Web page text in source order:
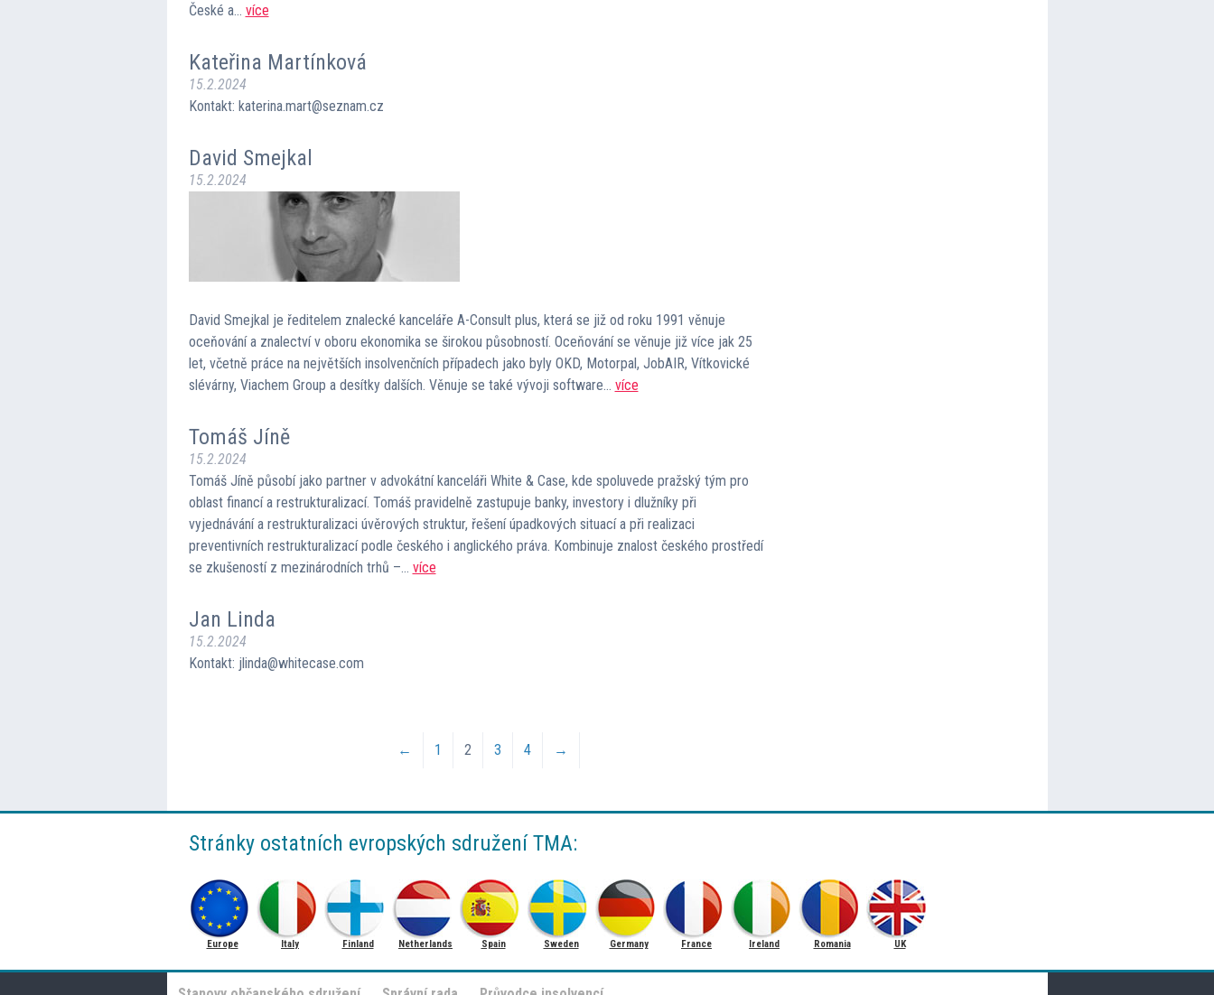
České a… více
Kateřina Martínková
15.2.2024
Kontakt: katerina.mart@seznam.cz
David Smejkal
15.2.2024
David Smejkal je ředitelem znalecké kanceláře A-Consult plus, která se již od roku 1991 věnuje
oceňování a znalectví v oboru ekonomika se širokou působností. Oceňování se věnuje již více jak 25
let, včetně práce na největších insolvenčních případech jako byly OKD, Motorpal, JobAIR, Vítkovické
slévárny, Viachem Group a desítky dalších. Věnuje se také vývoji software… více
Tomáš Jíně
15.2.2024
Tomáš Jíně působí jako partner v advokátní kanceláři White & Case, kde spoluvede pražský tým pro
oblast financí a restrukturalizací. Tomáš pravidelně zastupuje banky, investory i dlužníky při
vyjednávání a restrukturalizaci úvěrových struktur, řešení úpadkových situací a při realizaci
preventivních restrukturalizací podle českého i anglického práva. Kombinuje znalost českého prostředí
se zkušeností z mezinárodních trhů –… více
Jan Linda
15.2.2024
Kontakt: jlinda@whitecase.com
← 1 2 3 4 →
Stránky ostatních evropských sdružení TMA:
Europe Italy Finland Netherlands Spain Sweden Germany France Ireland Romania UK